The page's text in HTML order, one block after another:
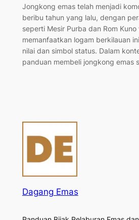
Jongkong emas telah menjadi
beribu tahun yang lalu, dengan
seperti Mesir Purba dan Rom
memanfaatkan logam berkilauan
nilai dan simbol status. Dalam
panduan membeli jongkong emas
Dagang Emas